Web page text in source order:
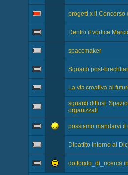
progetti x il Concorso
Dentro il vortice
spacemaker
Sguardi post-
La via creativa al
sguardi diffusi.
organizzati
possiamo mandarvi il
Dibattito intorno ai
dottorato_di_ricerca